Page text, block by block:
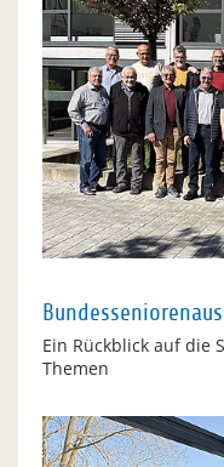
Ein Rückblick auf die
Themen